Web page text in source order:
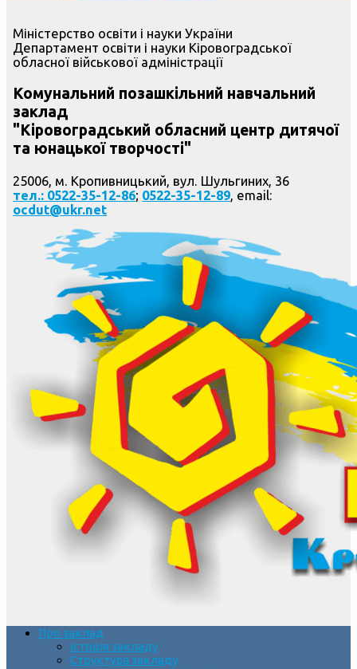
Міністерство освіти і науки України
Департамент освіти і науки Кіровоградської
обласної військової адміністрації
Комунальний позашкільний навчальний
заклад
"Кіровоградський обласний центр дитячої
та юнацької творчості"
25006, м. Кропивницький, вул. Шульгиних, 36
тел.: 0522-35-12-86; 0522-35-12-89, email:
ocdut@ukr.net
Про заклад
Історія закладу
Структура закладу